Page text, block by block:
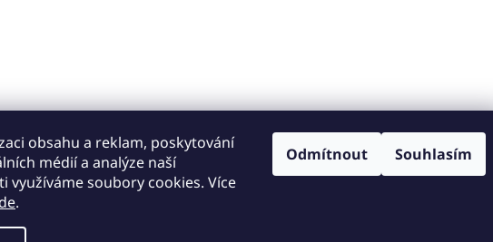
obsahu a reklam, poskytování
médií a analýze naší
využíváme soubory cookies. Více
.
Odmítnout Souhlasím